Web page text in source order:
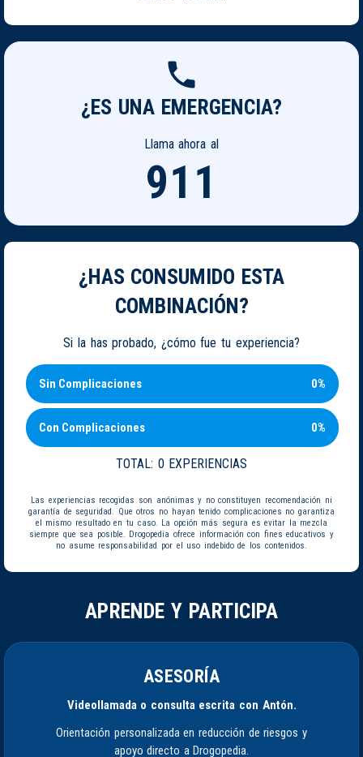
¿ES UNA EMERGENCIA?
Llama ahora al
911
¿HAS CONSUMIDO ESTA
COMBINACIÓN?
Si la has probado, ¿cómo fue tu experiencia?
Sin Complicaciones 0%
Con Complicaciones 0%
TOTAL: 0 EXPERIENCIAS
Las experiencias recogidas son anónimas y no constituyen recomendación ni
garantía de seguridad. Que otros no hayan tenido complicaciones no garantiza
el mismo resultado en tu caso. La opción más segura es evitar la mezcla
siempre que sea posible. Drogopedia ofrece información con fines educativos y
no asume responsabilidad por el uso indebido de los contenidos.
APRENDE Y PARTICIPA
ASESORÍA
Videollamada o consulta escrita con Antón.
Orientación personalizada en reducción de riesgos y
apoyo directo a Drogopedia.